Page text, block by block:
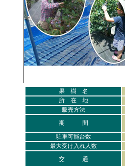
果 樹 名
所 在 地
販売方法
期 間
駐車可能台数
最大受け入れ人数
交 通